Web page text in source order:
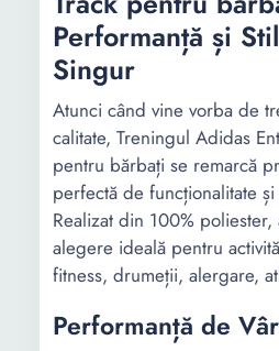
Performanță și
Singur
Atunci când vine vorba de
calitate, Treningul Adidas
pentru bărbați se remarcă
perfectă de funcționalitate
Realizat din 100%
alegere ideală pentru
fitness, drumeții, alergare,
Performanță de